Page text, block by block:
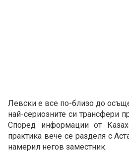
Левски е все по-близо до
най-сериозните си трансфери
Според информации от
практика вече се разделя с
намерил негов заместник.